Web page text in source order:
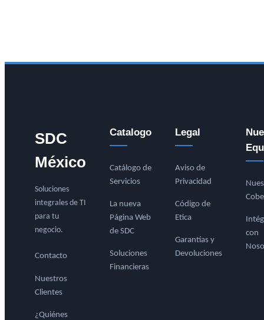
SDC
México
Soluciones
integrales de TI
para tu
negocio.
Contacto
Nuestros
Clientes
¿Quiénes
Catalogo
Catálogo de
Servicios
La nueva
Página Web
de SDC
Soluciones
Financieras
Legal
Aviso de
Privacidad
Código de
Etica
Garantías y
Devoluciones
con